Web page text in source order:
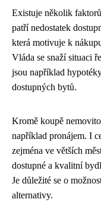
Existuje několik
patří nedostatek
která motivuje k
Vláda se snaží situaci
jsou například
dostupných bytů.
Kromě koupě
například pronájem. I
zejména ve větších
dostupné a kvalitní
Je důležité se o
alternativy.